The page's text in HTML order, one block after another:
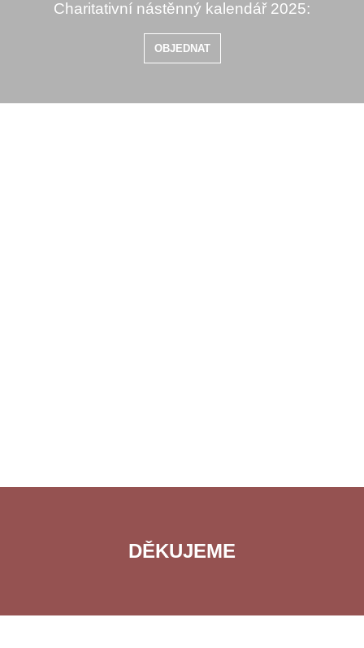
Charitativní nástěnný kalendář 2025:
OBJEDNAT
DĚKUJEME